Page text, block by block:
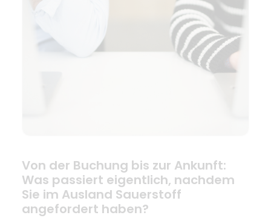
Von der Buchung bis zur Ankunft:
Was passiert eigentlich, nachdem
Sie im Ausland Sauerstoff
angefordert haben?